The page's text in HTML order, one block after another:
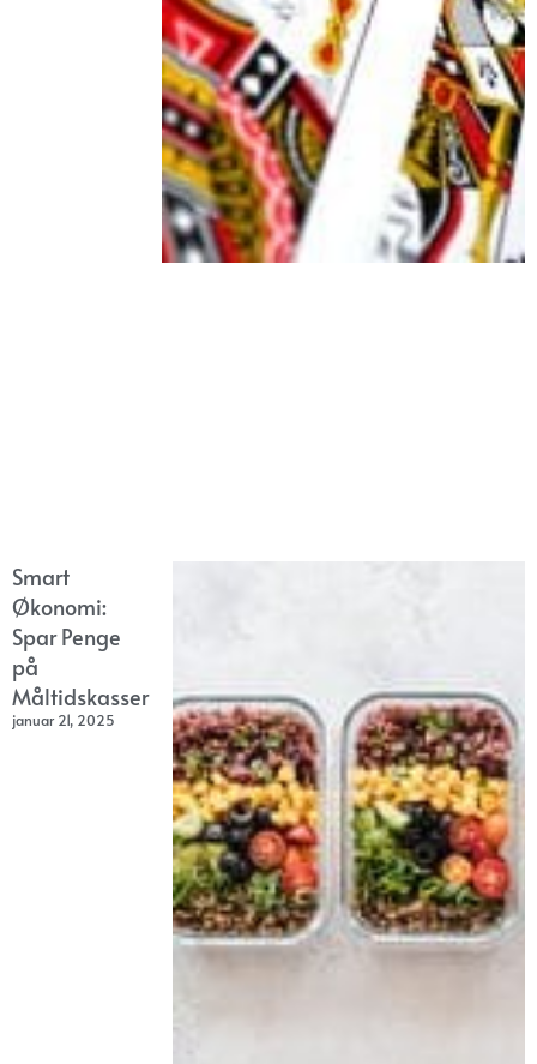
Smart
Økonomi:
Spar Penge
på
Måltidskasser
januar 21, 2025